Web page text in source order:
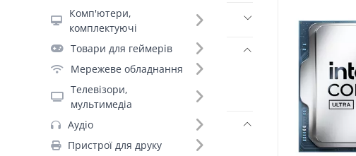
Комп'ютери,
комплектуючі
Товари для геймерів
Мережеве обладнання
Телевізори,
мультимедіа
Аудіо
Пристрої для друку
Днів до відправки (5)
Бренд (2)
Intel (99)
AMD (+95)
Сокет (6)
Socket 1700 (57)